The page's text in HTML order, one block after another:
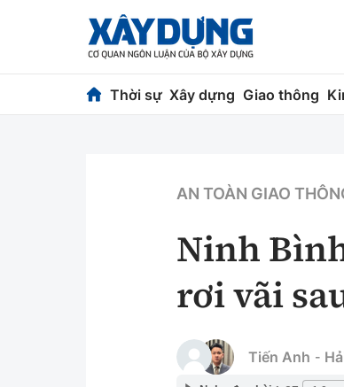
Thời sự Xây dựng Giao thông
Chuyện dọc đường
Chỉ đạo
Vật liệu
Giám
AN TOÀN GIAO
Ninh
rơi vãi
Tiến Anh -